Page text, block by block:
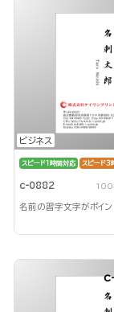
ビジネス
スピード1時間対応 スピード3
c-0882 100
名前の習字文字がポイン